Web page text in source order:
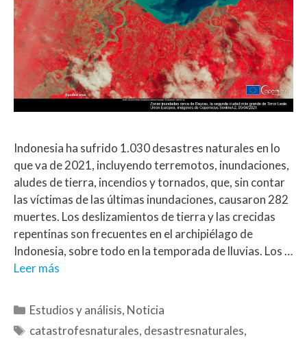
Indonesia ha sufrido 1.030 desastres naturales en lo
que va de 2021, incluyendo terremotos, inundaciones,
aludes de tierra, incendios y tornados, que, sin contar
las víctimas de las últimas inundaciones, causaron 282
muertes. Los deslizamientos de tierra y las crecidas
repentinas son frecuentes en el archipiélago de
Indonesia, sobre todo en la temporada de lluvias. Los …
Leer más
Estudios y análisis, Noticia
catastrofesnaturales, desastresnaturales,